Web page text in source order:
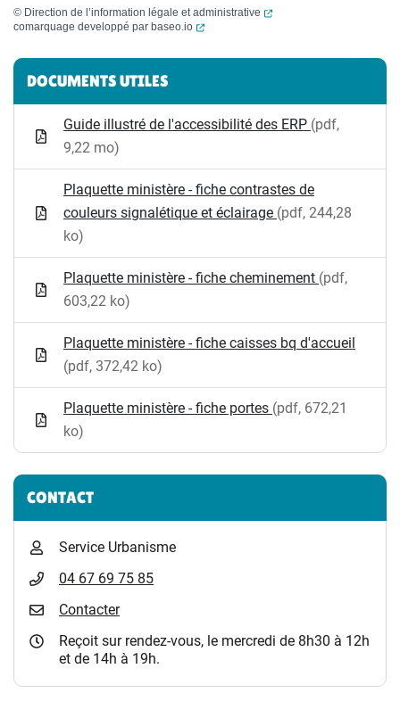
© Direction de l’information légale et administrative
(ouverture dans un
comarquage developpé par baseo.io (ouverture dans un nouvel onglet)
Informations complémentaires
DOCUMENTS UTILES
Guide illustré de l'accessibilité des ERP (pdf,
9,22 mo)
Plaquette ministère - fiche contrastes de
couleurs signalétique et éclairage (pdf, 244,28
ko)
Plaquette ministère - fiche cheminement (pdf,
603,22 ko)
Plaquette ministère - fiche caisses bq d'accueil
(pdf, 372,42 ko)
Plaquette ministère - fiche portes (pdf, 672,21
ko)
CONTACT
Service Urbanisme
04 67 69 75 85
Contacter
Reçoit sur rendez-vous, le mercredi de 8h30 à 12h
et de 14h à 19h.